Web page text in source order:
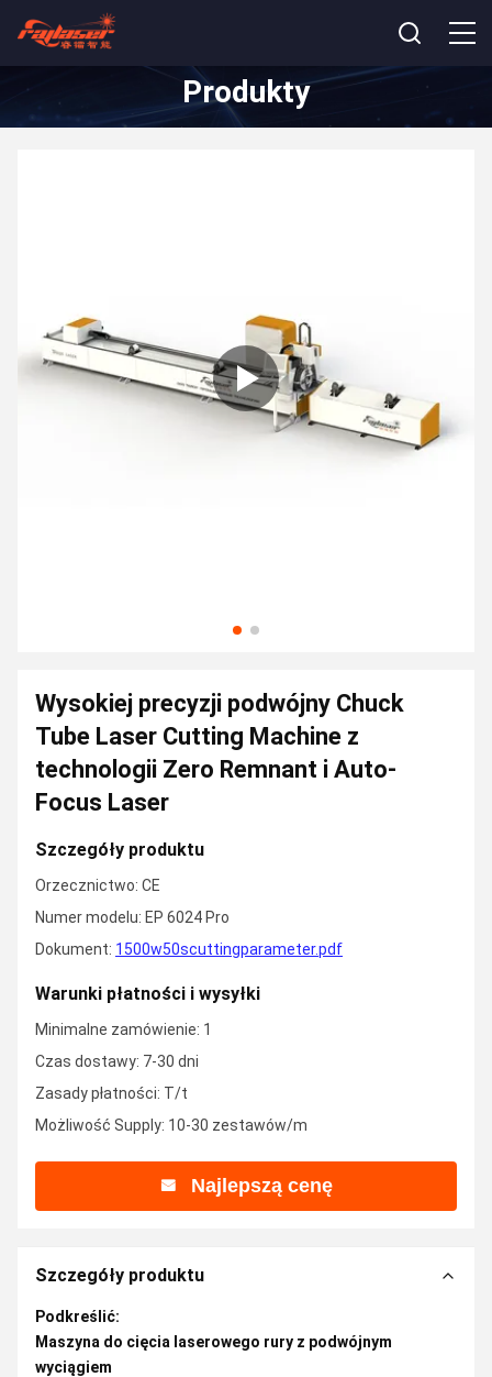
Produkty
Wysokiej precyzji podwójny Chuck
Tube Laser Cutting Machine z
technologii Zero Remnant i Auto-
Focus Laser
Szczegóły produktu
Orzecznictwo: CE
Numer modelu: EP 6024 Pro
Dokument: 1500w50scuttingparameter.pdf
Warunki płatności i wysyłki
Minimalne zamówienie: 1
Czas dostawy: 7-30 dni
Zasady płatności: T/t
Możliwość Supply: 10-30 zestawów/m
Najlepszą cenę
Szczegóły produktu
Podkreślić:
Maszyna do cięcia laserowego rury z podwójnym
wyciągiem